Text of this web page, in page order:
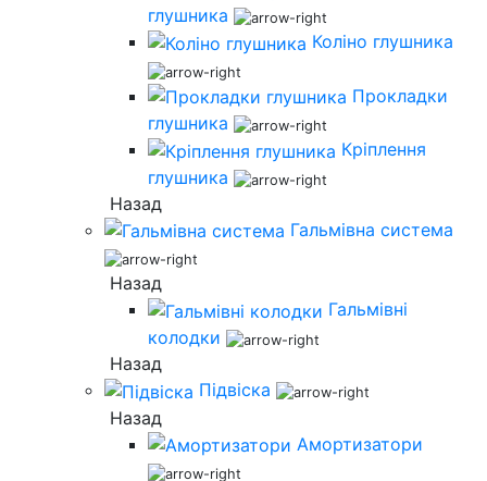
глушника
Коліно глушника
Прокладки
глушника
Кріплення
глушника
Назад
Гальмівна система
Назад
Гальмівні
колодки
Назад
Підвіска
Назад
Амортизатори